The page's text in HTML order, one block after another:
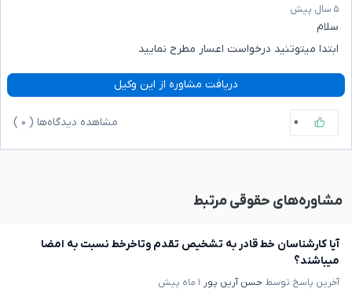
۵ سال پیش
سلام
ابتدا میتوتنید درخواست اعسار مطرح نمایید
دریافت مشاوره از این وکیل
۰ مشاهده دیدگاه‌ها ( ۰
مشاوره‌های حقوقی مرتبط
آیا کارشناسان خط قادر به تشخیص تقدم وتاخرخط نسبت به امضا
میباشند؟
آخرین پاسخ توسط حسن آرین پور ۱ ماه پیش